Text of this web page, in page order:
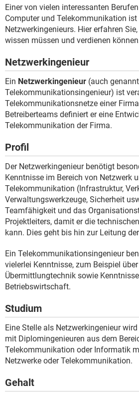
FACEBOOK
Einer von vielen interessanten
Computer und Telekommunikation ist
Netzwerkingenieurs. Hier erfahren
wissen müssen und verdienen
Netzwerkingenieur
Ein Netzwerkingenieur (auch genannt
Telekommunikationsingenieur) ist
Telekommunikationsnetze einer
Betreiberteams definiert er eine
Telekommunikation der Firma.
Profil
Der Netzwerkingenieur benötigt
Kenntnisse im Bereich von Netzwerk
Telekommunikation (Infrastruktur,
Verwaltungswerkzeuge, Sicherheit
Teamfähigkeit und das
Projektleiters, damit er die
kann. Dies geht bis hin zur Leitung
Ein Telekommunikationsingenieur
vielerlei Kenntnisse, zum Beispiel
Übermittlungtechnik sowie
Betriebswirtschaft.
Studium
Eine Stelle als Netzwerkingenieur
mit Diplomingenieuren aus dem
Telekommunikation oder Informatik
Netzwerke oder Telekommunikation.
Gehalt